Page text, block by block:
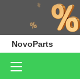
NovoParts